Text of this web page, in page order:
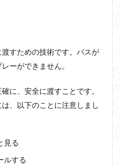
すための技術です。パスが
ーができません。
に、安全に渡すことです。
、以下のことに注意しまし
見る
ルする